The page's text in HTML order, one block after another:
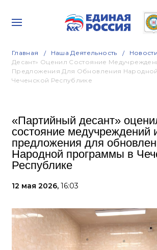
Главная Наша Деятельность Новости
Десант» Оценил Состояние
Предложения Для Обновления
Чеченской Республике
«Партийный десант»
состояние медучреждений
предложения для
Народной программы в
Республике
12 мая 2026, 16:03